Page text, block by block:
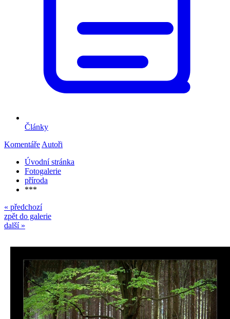
Články
Komentáře Autoři
Úvodní stránka
Fotogalerie
příroda
***
« předchozí
zpět do galerie
další »